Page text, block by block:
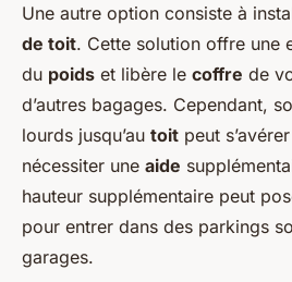
Une autre option consiste à
de toit. Cette solution offre une
du poids et libère le coffre de
d’autres bagages. Cependant,
lourds jusqu’au toit peut
nécessiter une aide
hauteur supplémentaire peut
pour entrer dans des parkings
garages.